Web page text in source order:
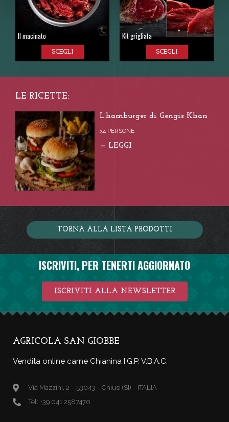
LE RICETTE:
L’hamburger di Gengis Khan
x4 PERSONE
— LEGGI
Il macinato
SCEGLI
Kit grigliata
SCEGLI
TORNA ALLA LISTA PRODOTTI
ISCRIVITI, PER TENERTI AGGIORNATO
ISCRIVITI ALLA NEWSLETTER
AGRICOLA SAN GIOBBE
Vendita online carne Chianina I.G.P. V.B.A.C.
Via Mazzini, 2 – 53043 – Chiusi (SI) – ITALIA
Tel: +39 041 2587470